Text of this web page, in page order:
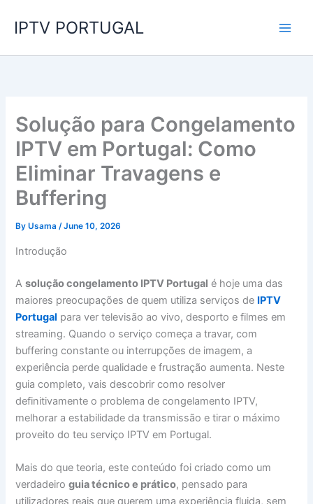
IPTV PORTUGAL
Solução para Congelamento
IPTV em Portugal: Como
Eliminar Travagens e
Buffering
ByUsama/June 10, 2026
Introdução
Asolução congelamento IPTV Portugal é hoje uma das
maiores preocupações de quem utiliza serviços de IPTV
Portugal para ver televisão ao vivo, desporto e filmes em
streaming. Quando o serviço começa a travar, com
buffering constante ou interrupções de imagem, a
experiência perde qualidade e frustração aumenta. Neste
guia completo, vais descobrir como resolver
definitivamente o problema de congelamento IPTV,
melhorar a estabilidade da transmissão e tirar o máximo
proveito do teu serviço IPTV em Portugal.
Mais do que teoria, este conteúdo foi criado como um
verdadeiroguia técnico e prático, pensado para
utilizadores reais que querem uma experiência fluida, sem